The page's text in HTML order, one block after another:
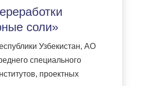
соли»
Узбекистан, АО
специального
ов, проектных